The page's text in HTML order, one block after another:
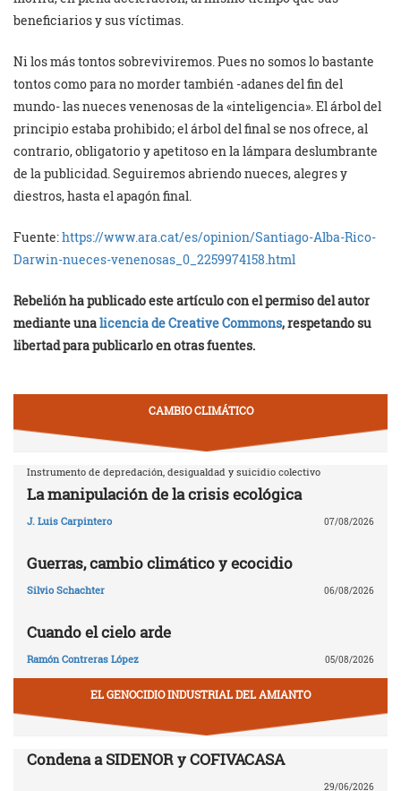
beneficiarios y sus víctimas.
Ni los más tontos sobreviviremos. Pues no somos lo bastante
tontos como para no morder también -adanes del fin del
mundo- las nueces venenosas de la «inteligencia». El árbol del
principio estaba prohibido; el árbol del final se nos ofrece, al
contrario, obligatorio y apetitoso en la lámpara deslumbrante
de la publicidad. Seguiremos abriendo nueces, alegres y
diestros, hasta el apagón final.
Fuente:https://www.ara.cat/es/opinion/Santiago-Alba-Rico-
Darwin-nueces-venenosas_0_2259974158.html
Rebelión ha publicado este artículo con el permiso del autor
mediante unalicencia de Creative Commons, respetando su
libertad para publicarlo en otras fuentes.
CAMBIO CLIMÁTICO
Instrumento de depredación, desigualdad y suicidio colectivo
La manipulación de la crisis ecológica
J. Luis Carpintero 07/08/2026
Guerras, cambio climático y ecocidio
Silvio Schachter 06/08/2026
Cuando el cielo arde
Ramón Contreras López 05/08/2026
EL GENOCIDIO INDUSTRIAL DEL AMIANTO
Condena a SIDENOR y COFIVACASA
29/06/2026